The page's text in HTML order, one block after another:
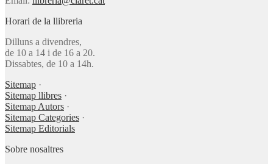
Horari de la llibreria
Dilluns a divendres,
de 10 a 14 i de 16 a 20.
Dissabtes, de 10 a 14h.
Sitemap ·
Sitemap llibres ·
Sitemap Autors ·
Sitemap Categories ·
Sitemap Editorials
Sobre nosaltres